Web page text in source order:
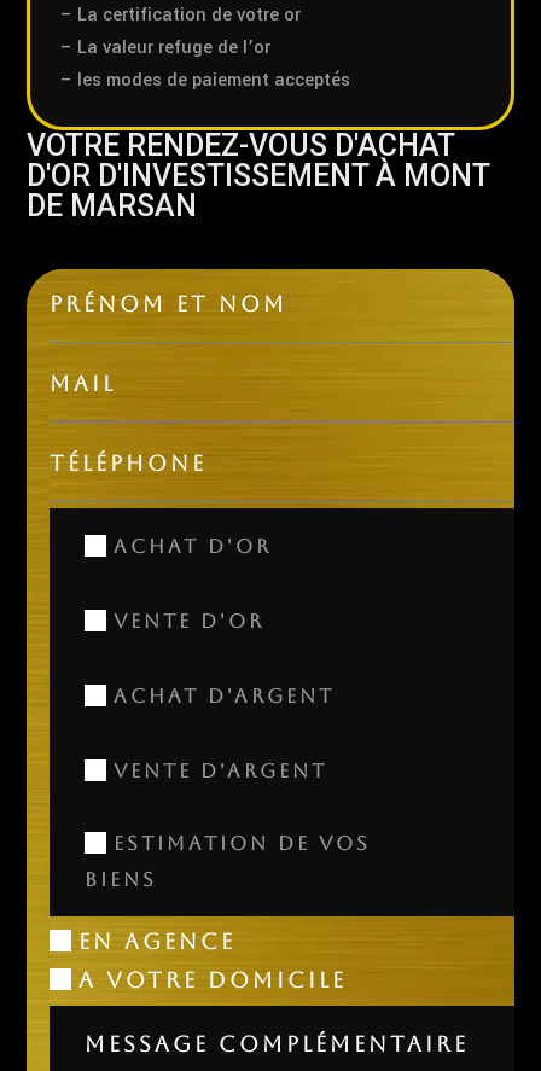
– La certification de votre or
– La valeur refuge de l’or
– les modes de paiement acceptés
VOTRE RENDEZ-VOUS D'ACHAT
D'OR D'INVESTISSEMENT À MONT
DE MARSAN
Achat d'or
Vente d'or
Achat d'argent
Vente d'argent
Estimation de vos
biens
En agence
A votre domicile